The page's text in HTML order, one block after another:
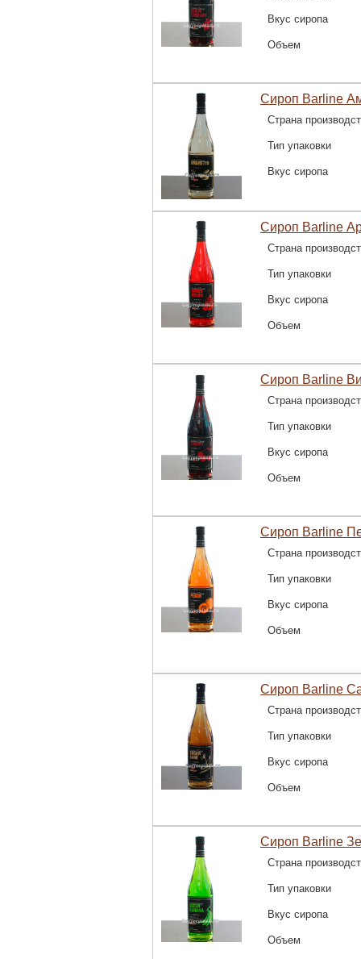
Вкус сиропа
Объем
Сироп Barline
Страна
Тип упаковки
Вкус сиропа
Сироп Barline
Страна
Тип упаковки
Вкус сиропа
Объем
Сироп Barline
Страна
Тип упаковки
Вкус сиропа
Объем
Сироп Barline
Страна
Тип упаковки
Вкус сиропа
Объем
Сироп Barline
Страна
Тип упаковки
Вкус сиропа
Объем
Сироп Barline
Страна
Тип упаковки
Вкус сиропа
Объем